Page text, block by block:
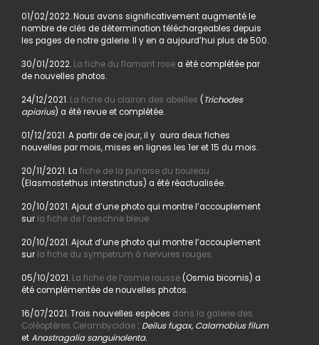
01/02/2022. Nous avons significativement augmenté le
nombre de clés de détermination téléchargeables depuis
les pages de notre galerie. Il y en a aujourd’hui plus de 500.
30/01/2022. La fiche du flamant rosea été complétée par
de nouvelles photos.
24/12/2021. La fiche du clairon des abeilles ( Trichodes
apiarius) a été revue et complétée.
01/12/2021. A partir de ce jour, il y aura deux fiches
nouvelles par mois, mises en lignes les 1er et 15 du mois.
20/11/2021. La fiche de la punaise du bouleau
(Elasmostethus interstinctus) a été réactualisée.
20/10/2021. Ajout d’une photo qui montre l’accouplement
sur la fiche de l’aeschne bleue.
20/10/2021. Ajout d’une photo qui montre l’accouplement
sur la fiche du sympetrum à nervures rouges.
05/10/2021. La fiche de l’osmie rousse(Osmia bicornis) a
été complémentée de nouvelles photos.
16/07/2021. Trois nouvelles espèces dans la galerie des
Coléoptères Cerambycidae: Deilus fugax, Calamobius filum
etAnastragalia sanguinolenta.